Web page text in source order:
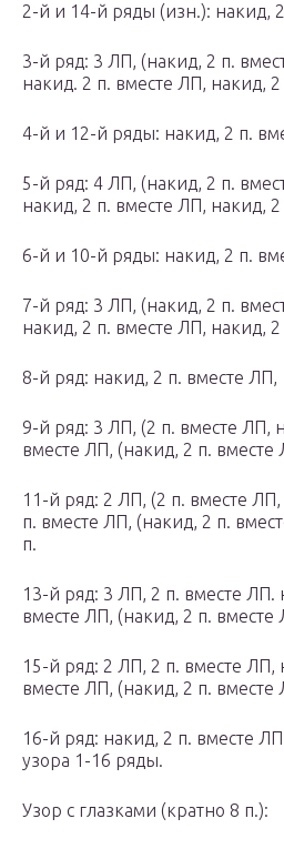
2-й и 14-й ряды (изн.): накид,
3-й ряд: 3 ЛП, (накид, 2 п.
накид. 2 п. вместе ЛП, накид,
4-й и 12-й ряды: накид, 2 п.
5-й ряд: 4 ЛП, (накид, 2 п.
накид, 2 п. вместе ЛП, накид,
6-й и 10-й ряды: накид, 2 п.
7-й ряд: 3 ЛП, (накид, 2 п.
накид, 2 п. вместе ЛП, накид,
8-й ряд: накид, 2 п. вместе ЛП,
9-й ряд: 3 ЛП, (2 п. вместе ЛП,
вместе ЛП, (накид, 2 п. вместе
11-й ряд: 2 ЛП, (2 п. вместе
п. вместе ЛП, (накид, 2 п.
п.
13-й ряд: 3 ЛП, 2 п. вместе ЛП.
вместе ЛП, (накид, 2 п. вместе
15-й ряд: 2 ЛП, 2 п. вместе ЛП,
вместе ЛП, (накид, 2 п. вместе
16-й ряд: накид, 2 п. вместе
узора 1-16 ряды.
Узор с глазками (кратно 8 п.):